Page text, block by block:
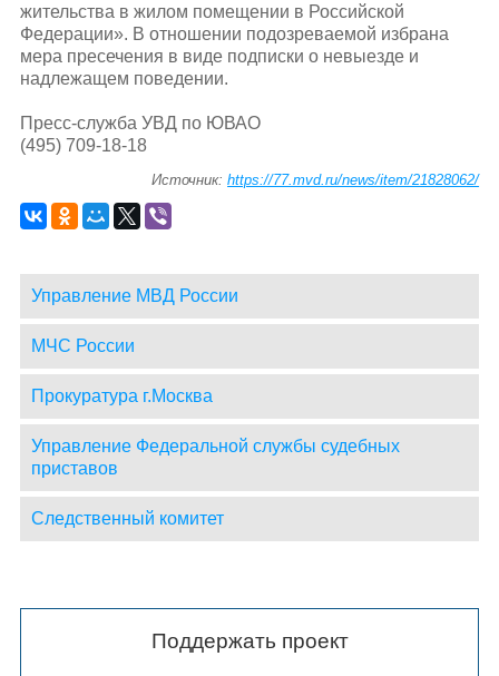
жительства в жилом помещении в Российской
Федерации». В отношении подозреваемой избрана
мера пресечения в виде подписки о невыезде и
надлежащем поведении.
Пресс-служба УВД по ЮВАО
(495) 709-18-18
Источник:https://77.mvd.ru/news/item/21828062/
Управление МВД России
МЧС России
Прокуратура г.Москва
Управление Федеральной службы судебных
приставов
Следственный комитет
Поддержать проект